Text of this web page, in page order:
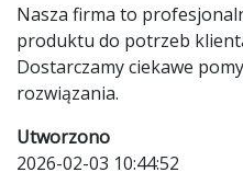
Nasza firma to
produktu do potrzeb
Dostarczamy ciekawe
rozwiązania.
Utworzono
2026-02-03 10:44:52